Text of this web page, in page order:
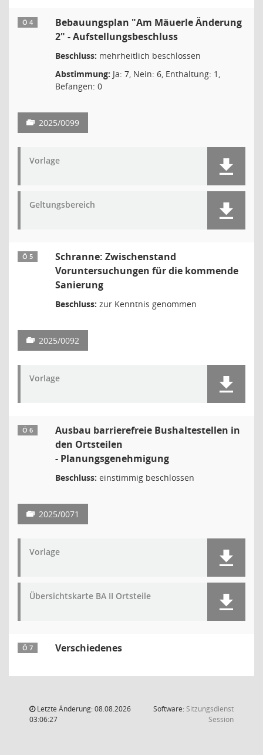
Ö 4
Bebauungsplan "Am Mäuerle Änderung
2" - Aufstellungsbeschluss
Beschluss: mehrheitlich beschlossen
Abstimmung: Ja: 7, Nein: 6, Enthaltung: 1,
Befangen: 0
2025/0099
Vorlage
Geltungsbereich
Ö 5
Schranne: Zwischenstand
Voruntersuchungen für die kommende
Sanierung
Beschluss: zur Kenntnis genommen
2025/0092
Vorlage
Ö 6
Ausbau barrierefreie Bushaltestellen in
den Ortsteilen
- Planungsgenehmigung
Beschluss: einstimmig beschlossen
2025/0071
Vorlage
Übersichtskarte BA II Ortsteile
Ö 7 Verschiedenes
Letzte Änderung: 08.08.2026
03:06:27
Software: Sitzungsdienst
Session(Wird in